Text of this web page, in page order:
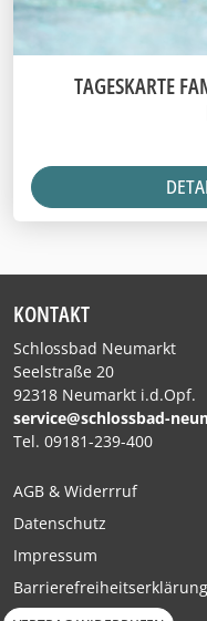
TAGESKARTE
KONTAKT
Schlossbad Neumarkt
Seelstraße 20
92318 Neumarkt i.d.Opf.
service@schlossbad-
Tel. 09181-239-400
AGB & Widerrruf
Datenschutz
Impressum
Barrierefreiheitserklärung